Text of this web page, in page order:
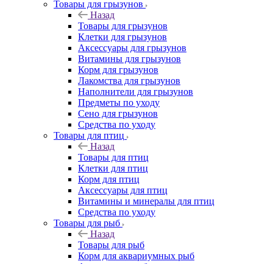
Товары для грызунов
Назад
Товары для грызунов
Клетки для грызунов
Аксессуары для грызунов
Витамины для грызунов
Корм для грызунов
Лакомства для грызунов
Наполнители для грызунов
Предметы по уходу
Сено для грызунов
Средства по уходу
Товары для птиц
Назад
Товары для птиц
Клетки для птиц
Корм для птиц
Аксессуары для птиц
Витамины и минералы для птиц
Средства по уходу
Товары для рыб
Назад
Товары для рыб
Корм для аквариумных рыб